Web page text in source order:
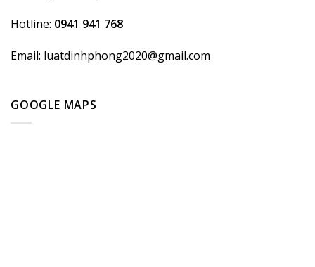
Hotline: 0941 941 768
Email: luatdinhphong2020@gmail.com
GOOGLE MAPS